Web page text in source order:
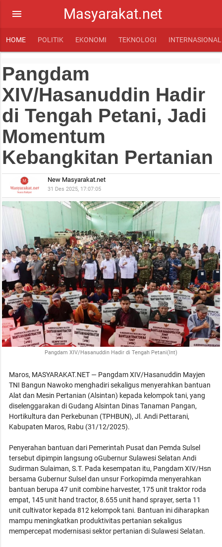
Masyarakat.net
menu
HOME POLITIK EKONOMI TEKNOLOGI INTERNASIONAL
Pangdam
XIV/Hasanuddin Hadir
di Tengah Petani, Jadi
Momentum
Kebangkitan Pertanian
New Masyarakat.net
31 Des 2025, 17:07:05
Pangdam XIV/Hasanuddin Hadir di Tengah Petani(Int)
Maros, MASYARAKAT.NET — Pangdam XIV/Hasanuddin Mayjen
TNI Bangun Nawoko menghadiri sekaligus menyerahkan bantuan
Alat dan Mesin Pertanian (Alsintan) kepada kelompok tani, yang
diselenggarakan di Gudang Alsintan Dinas Tanaman Pangan,
Hortikultura dan Perkebunan (TPHBUN), Jl. Andi Pettarani,
Kabupaten Maros, Rabu (31/12/2025).
Penyerahan bantuan dari Pemerintah Pusat dan Pemda Sulsel
tersebut dipimpin langsung oGubernur Sulawesi Selatan Andi
Sudirman Sulaiman, S.T. Pada kesempatan itu, Pangdam XIV/Hsn
bersama Gubernur Sulsel dan unsur Forkopimda menyerahkan
bantuan berupa 47 unit combine harvester, 175 unit traktor roda
empat, 145 unit hand tractor, 8.655 unit hand sprayer, serta 11
unit cultivator kepada 812 kelompok tani. Bantuan ini diharapkan
mampu meningkatkan produktivitas pertanian sekaligus
mempercepat modernisasi sektor pertanian di Sulawesi Selatan.